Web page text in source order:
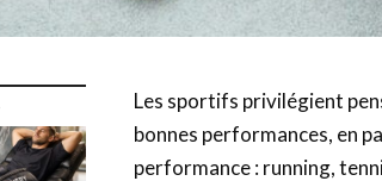
Les sportifs privilégient
bonnes performances, en
performance : running,